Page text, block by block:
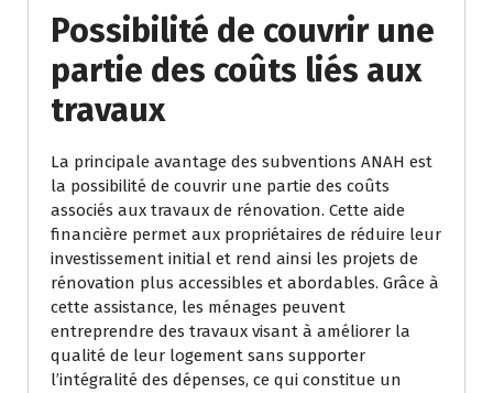
Possibilité de couvrir une
partie des coûts liés aux
travaux
La principale avantage des subventions ANAH est
la possibilité de couvrir une partie des coûts
associés aux travaux de rénovation. Cette aide
financière permet aux propriétaires de réduire leur
investissement initial et rend ainsi les projets de
rénovation plus accessibles et abordables. Grâce à
cette assistance, les ménages peuvent
entreprendre des travaux visant à améliorer la
qualité de leur logement sans supporter
l’intégralité des dépenses, ce qui constitue un